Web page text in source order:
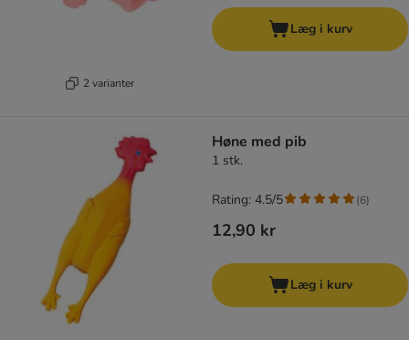
2 varianter
Læg i kurv
Høne med pib
1 stk.
12,90 kr
Rating: 4.5/5 (6)
Læg i kurv